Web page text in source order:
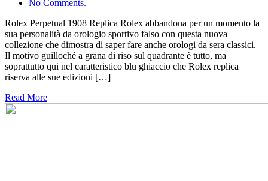
No Comments.
Rolex Perpetual 1908 Replica Rolex abbandona per un momento la
sua personalità da orologio sportivo falso con questa nuova
collezione che dimostra di saper fare anche orologi da sera classici.
Il motivo guilloché a grana di riso sul quadrante è tutto, ma
soprattutto qui nel caratteristico blu ghiaccio che Rolex replica
riserva alle sue edizioni […]
Read More